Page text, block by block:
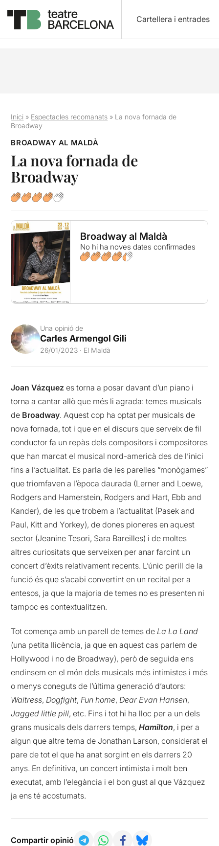
Cartellera i entrades
Inici » Espectacles recomanats » La nova fornada de
Broadway
BROADWAY AL MALDÀ
La nova fornada de
Broadway
Broadway al Maldà
No hi ha noves dates confirmades
Una opinió de
Carles Armengol Gili
26/01/2023 · El Maldà
Joan Vázquez es torna a posar davant d’un piano i
torna a cantar allò que més li agrada: temes musicals
de Broadway. Aquest cop ha optat per musicals de
nova fornada, tot i que en el discurs que serveix de fil
conductor fa un repàs dels compositors i compositores
que han marcat el musical nord-americà des de l’inici
fins a l’actualitat. Es parla de les parelles “monògames”
que triomfaven a l’època daurada (Lerner and Loewe,
Rodgers and Hamerstein, Rodgers and Hart, Ebb and
Kander), de les que trobem a l’actualitat (Pasek and
Paul, Kitt and Yorkey), de dones pioneres en aquest
sector (Jeanine Tesori, Sara Bareilles) i de moltes
altres curiositats que serveixen per anar farcint un
concert d’èxits relativament recents. L’únic perill de la
funció és que s’acabi convertint en un recital per a
entesos, ja que la majoria de temes no es presenten ni
tampoc es contextualitzen.
Tot comença amb un parell de temes de La La Land
(una petita llicència, ja que en aquest cas parlem de
Hollywood i no de Broadway), però de seguida ens
endinsem en el món dels musicals més intimistes i més
o menys coneguts de l’última generació d’autors:
Waitress,Dogfight,Fun home,Dear Evan Hansen,
Jagged little pill, etc. Fins i tot hi ha lloc per a un dels
grans musicals dels darrers temps,Hamilton, i per a
algun que altre tema de Jonathan Larson, considerat el
pare de tot el que ha anat sorgint en els darrers 20
anys. En definitiva, un concert intimista i molt ben
executat, amb l’elegància i el bon gust al que Vázquez
ja ens té acostumats.
Compartir opinió